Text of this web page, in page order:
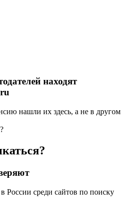
находят
нашли их здесь, а не в другом
России среди сайтов по поиску